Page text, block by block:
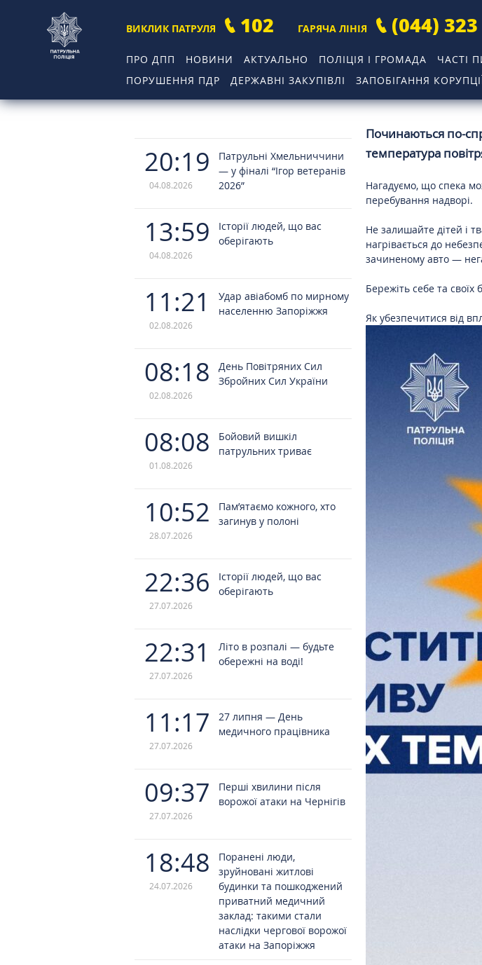
ВИКЛИК ПАТРУЛЯ 102 ГАРЯЧА ЛІНІЯ (044) 323
ПРО ДПП НОВИНИ АКТУАЛЬНО ПОЛІЦІЯ І ГРОМАДА ЧАСТІ
ПОРУШЕННЯ ПДР
ДЕРЖАВНІ ЗАКУПІВЛІ ЗАПОБІГАННЯ
20:19
04.08.2026
Патрульні Хмельниччини
— у фіналі “Ігор ветеранів
2026”
13:59
04.08.2026
Історії людей, що вас
оберігають
11:21
02.08.2026
Удар авіабомб по мирному
населенню Запоріжжя
08:18
02.08.2026
День Повітряних Сил
Збройних Сил України
08:08
01.08.2026
Бойовий вишкіл
патрульних триває
10:52
28.07.2026
Пам’ятаємо кожного, хто
загинув у полоні
22:36
27.07.2026
Історії людей, що вас
оберігають
22:31
27.07.2026
Літо в розпалі — будьте
обережні на воді!
11:17
27.07.2026
27 липня — День
медичного працівника
09:37
27.07.2026
Перші хвилини після
ворожої атаки на Чернігів
18:48
24.07.2026
Поранені люди,
зруйновані житлові
будинки та пошкоджений
приватний медичний
заклад: такими стали
наслідки чергової ворожої
атаки на Запоріжжя
Починаються по-
температура
Нагадуємо, що спека
перебування надворі.
Не залишайте дітей і
нагрівається до
зачиненому авто —
Бережіть себе та своїх
Як убезпечитися від